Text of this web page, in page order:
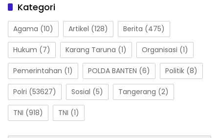
Kategori
Agama (10) Artikel (128) Berita (475)
Hukum (7) Karang Taruna (1) Organisasi (1)
Pemerintahan (1) POLDA BANTEN (6) Politik (8)
Polri (53627) Sosial (5) Tangerang (2)
TNI (918) TNI (1)